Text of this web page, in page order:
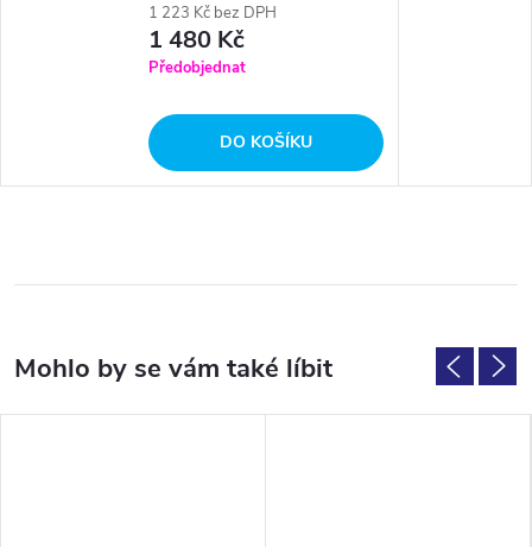
1 223 Kč bez DPH
1 480 Kč
Předobjednat
DO KOŠÍKU